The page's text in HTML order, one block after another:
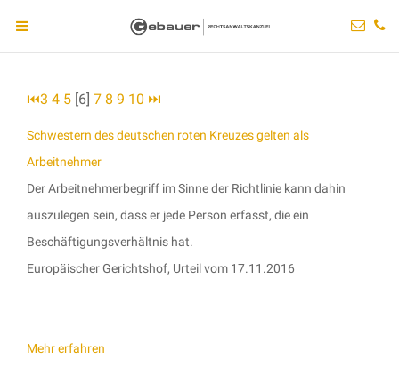
⏮3 4 5 [6] 7 8 9 10 ⏭
Schwestern des deutschen roten Kreuzes gelten als
Arbeitnehmer
Der Arbeitnehmerbegriff im Sinne der Richtlinie kann dahin
auszulegen sein, dass er jede Person erfasst, die ein
Beschäftigungsverhältnis hat.
Europäischer Gerichtshof, Urteil vom 17.11.2016
Mehr erfahren